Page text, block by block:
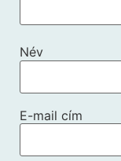
Név
E-mail cím